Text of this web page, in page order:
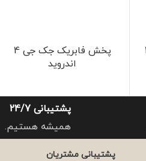
پخش فابریک جک جی 4
اندروید
پشتیبانی 24/7
همیشه هستیم.
پشتیبانی مشتریان